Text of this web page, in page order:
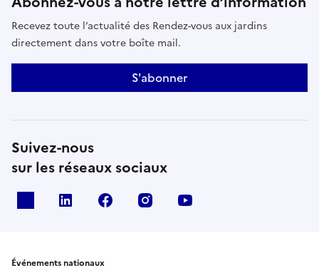
Recevez toute l’actualité des Rendez-vous aux jardins
directement dans votre boîte mail.
S'abonner
Suivez-nous
sur les réseaux sociaux
Linkedin Facebook Instagram
Événements nationaux